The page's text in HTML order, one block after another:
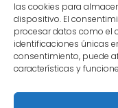
las cookies para
dispositivo. El
procesar datos como el
identificaciones únicas
consentimiento, puede
características y
Todos los
Funciona con -